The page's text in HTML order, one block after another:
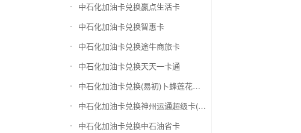
中石化加油卡兑换赢点生活卡
中石化加油卡兑换智惠卡
中石化加油卡兑换途牛商旅卡
中石化加油卡兑换天天一卡通
中石化加油卡兑换(易初)卜蜂莲花礼品卡
中石化加油卡兑换神州运通超级卡(运通网购卡)
中石化加油卡兑换中石油省卡